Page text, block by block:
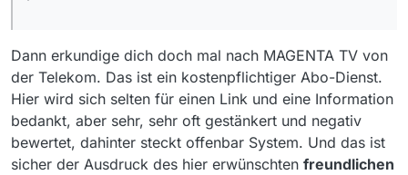
Dann erkundige dich doch mal nach MAGENTA TV von
der Telekom. Das ist ein kostenpflichtiger Abo-Dienst.
Hier wird sich selten für einen Link und eine Information
bedankt, aber sehr, sehr oft gestänkert und negativ
bewertet, dahinter steckt offenbar System. Und das ist
sicher der Ausdruck des hier erwünschten freundlichen